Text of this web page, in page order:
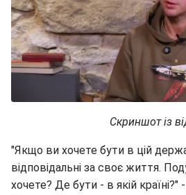
Скриншот із
"Якщо ви хочете бути в цій
відповідальні за своє життя.
хочете? Де бути - в якій